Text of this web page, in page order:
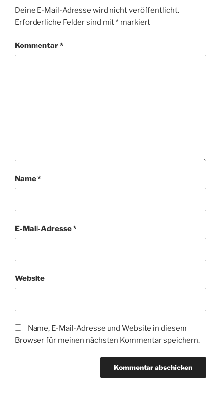
Deine E-Mail-Adresse wird nicht veröffentlicht.
Erforderliche Felder sind mit* markiert
Kommentar*
Name*
E-Mail-Adresse*
Website
Name, E-Mail-Adresse und Website in diesem
Browser für meinen nächsten Kommentar speichern.